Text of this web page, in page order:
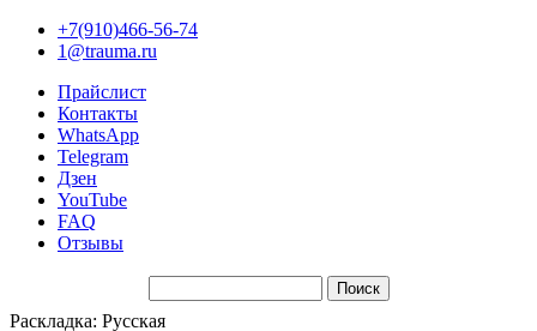
+7(910)466-56-74
1@trauma.ru
Прайслист
Контакты
WhatsApp
Telegram
Дзен
YouTube
FAQ
Отзывы
Раскладка: Русская